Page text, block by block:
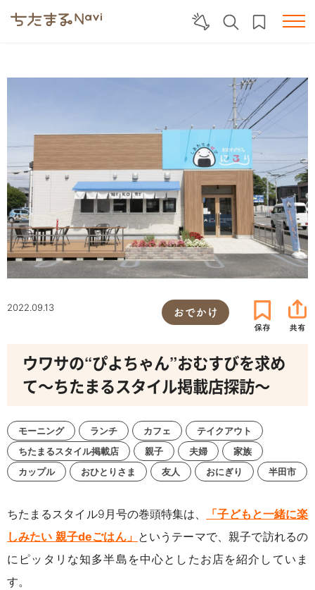
2022.09.13 おでかけ
ウワサの“ぴよちゃん”おむすびを求め
て～ちたまるスタイル掲載店探訪～
モーニング ランチ カフェ
テイクアウト
ちたまるスタイル掲載店
親子 夫婦
家族
カップル
おひとりさま 友人 おにぎり 半田市
ちたまるスタイル9月号の巻頭特集は、
「子どもと一緒に楽
しみたい 親子deごはん」 というテーマで、親子で訪れるの
にピッタリな知多半島を中心としたお店を紹介していま
す。